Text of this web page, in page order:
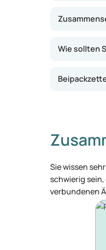
Wie sollten
Sie wissen
schwierig
verbundenen